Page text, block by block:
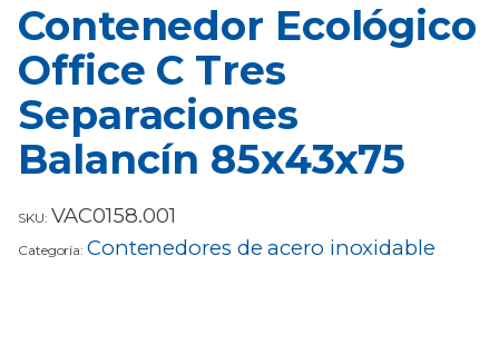
Contenedor Ecológico
Office C Tres
Separaciones
Balancín 85x43x75
SKU: VAC0158.001
Categoría: Contenedores de acero inoxidable